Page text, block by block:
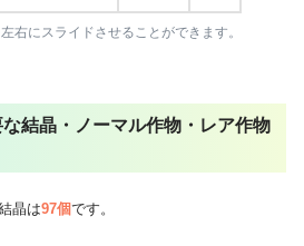
右にスライドさせることができます。
結晶・ノーマル作物・レア作物
晶は97個です。